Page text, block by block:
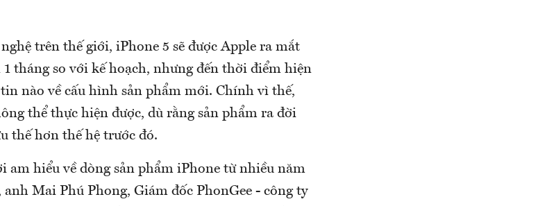
trên thế giới, iPhone 5 sẽ được Apple ra mắt
tháng so với kế hoạch, nhưng đến thời điểm hiện
nào về cấu hình sản phẩm mới. Chính vì thế,
thể thực hiện được, dù rằng sản phẩm ra đời
thế hơn thế hệ trước đó.
am hiểu về dòng sản phẩm iPhone từ nhiều năm
Mai Phú Phong, Giám đốc PhonGee - công ty